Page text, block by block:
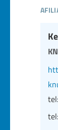
tel:
tel: